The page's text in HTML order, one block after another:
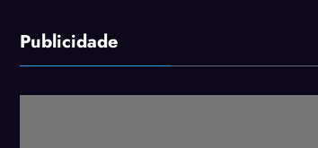
Publicidade